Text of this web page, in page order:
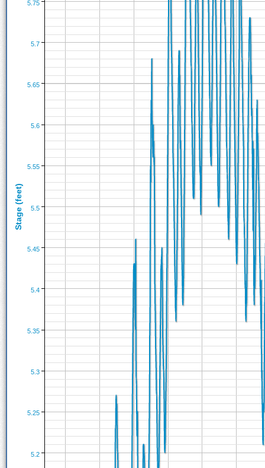
5.2
5.3
5.4
5.5
5.6
5.7
5.25
5.35
5.45
5.55
5.65
5.75
Stage (feet)